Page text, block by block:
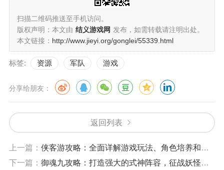
扫描二维码推送至手机访问。
版权声明：本文由 结义游戏网 发布，如需转载请注明出处。
本文链接： http://www.jieyi.org/gonglei/55339.html
标签: 资源 军队 游戏
分享给朋友：
返回列表
上一篇： 侠客游攻略：全面详解游戏玩法、角色培养和战斗技巧
下一篇： 御魂九攻略：打造强大的式神阵容，征战妖怪世界